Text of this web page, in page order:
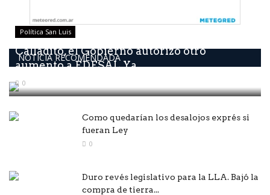
NOTICIA RECOMENDADA
Política San Luis
Calladito, él Gobierno autorizó otro
aumento a EDESAL Ya...
0
Como quedarían los desalojos exprés si
fueran Ley
0
Duro revés legislativo para la LLA. Bajó la
compra de tierra...